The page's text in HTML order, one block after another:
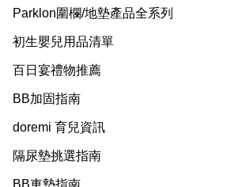
Parklon圍欄/地墊產品全系列
初生嬰兒用品清單
百日宴禮物推薦
BB加固指南
doremi 育兒資訊
隔尿墊挑選指南
BB車墊指南